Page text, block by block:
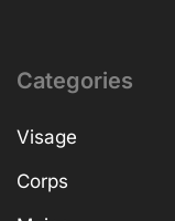
Categories
Visage
Corps